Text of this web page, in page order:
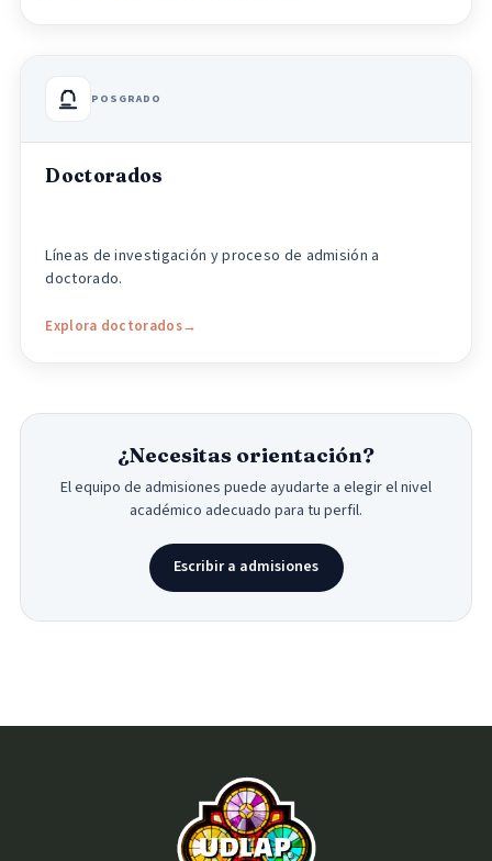
POSGRADO
Doctorados
Líneas de investigación y proceso de admisión a
doctorado.
Explora doctorados
¿Necesitas orientación?
El equipo de admisiones puede ayudarte a elegir el nivel
académico adecuado para tu perfil.
Escribir a admisiones